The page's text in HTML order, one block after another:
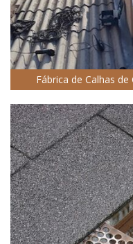
Fábrica de Calhas